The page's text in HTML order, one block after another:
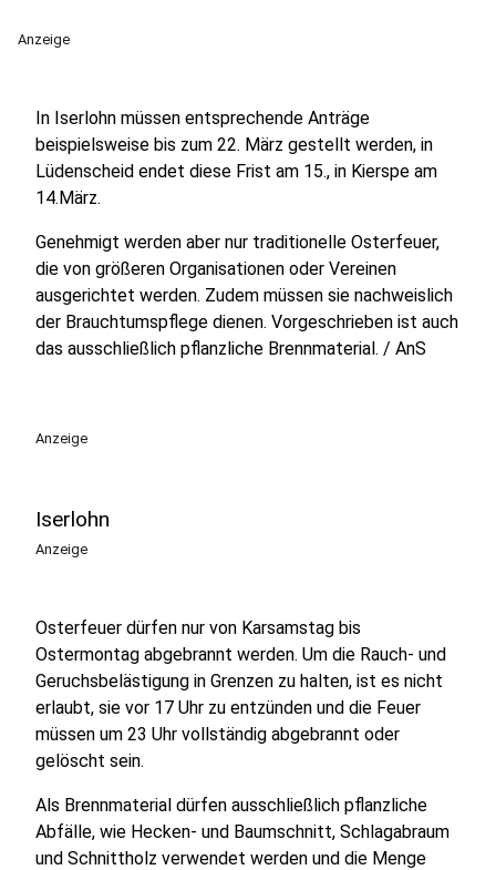
Anzeige
In Iserlohn müssen entsprechende Anträge
beispielsweise bis zum 22. März gestellt werden, in
Lüdenscheid endet diese Frist am 15., in Kierspe am
14.März.
Genehmigt werden aber nur traditionelle Osterfeuer,
die von größeren Organisationen oder Vereinen
ausgerichtet werden. Zudem müssen sie nachweislich
der Brauchtumspflege dienen. Vorgeschrieben ist auch
das ausschließlich pflanzliche Brennmaterial. / AnS
Anzeige
Iserlohn
Anzeige
Osterfeuer dürfen nur von Karsamstag bis
Ostermontag abgebrannt werden. Um die Rauch- und
Geruchsbelästigung in Grenzen zu halten, ist es nicht
erlaubt, sie vor 17 Uhr zu entzünden und die Feuer
müssen um 23 Uhr vollständig abgebrannt oder
gelöscht sein.
Als Brennmaterial dürfen ausschließlich pflanzliche
Abfälle, wie Hecken- und Baumschnitt, Schlagabraum
und Schnittholz verwendet werden und die Menge